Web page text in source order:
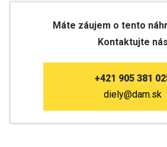
Máte záujem o tento
Kontaktujte nás
+421 905 381
diely@dam.sk